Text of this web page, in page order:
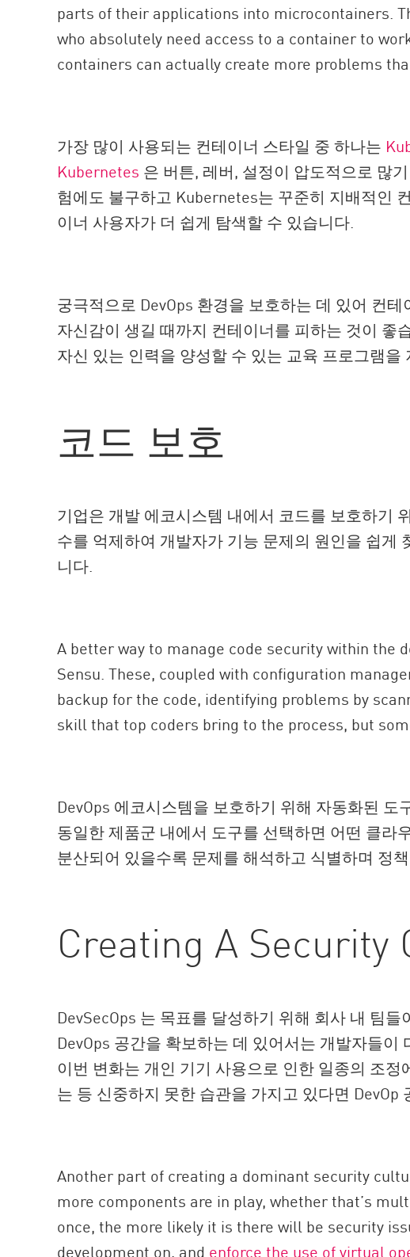
parts of their applications into microcontainers.
who absolutely need access to a container to
containers can actually create more problems
가장 많이 사용되는 컨테이너 스타일 중 하나는
Kubernetes 은 버튼, 레버, 설정이 압도적으로 많
험에도 불구하고 Kubernetes는 꾸준히 지배적인
이너 사용자가 더 쉽게 탐색할 수 있습니다.
궁극적으로 DevOps 환경을 보호하는 데 있어 컨
자신감이 생길 때까지 컨테이너를 피하는 것이 좋
자신 있는 인력을 양성할 수 있는 교육 프로그램을
코드 보호
기업은 개발 에코시스템 내에서 코드를 보호하기
수를 억제하여 개발자가 기능 문제의 원인을 쉽게
니다.
A better way to manage code security within
Sensu. These, coupled with configuration
backup for the code, identifying problems by
skill that top coders bring to the process, but
DevOps 에코시스템을 보호하기 위해 자동화된
동일한 제품군 내에서 도구를 선택하면 어떤 클라
분산되어 있을수록 문제를 해석하고 식별하며 정
Creating A Security
DevSecOps 는 목표를 달성하기 위해 회사 내 팀
DevOps 공간을 확보하는 데 있어서는 개발자들
이번 변화는 개인 기기 사용으로 인한 일종의 조
는 등 신중하지 못한 습관을 가지고 있다면 DevOp
Another part of creating a dominant security
more components are in play, whether that’s
once, the more likely it is there will be security
development on, and enforce the use of virtual